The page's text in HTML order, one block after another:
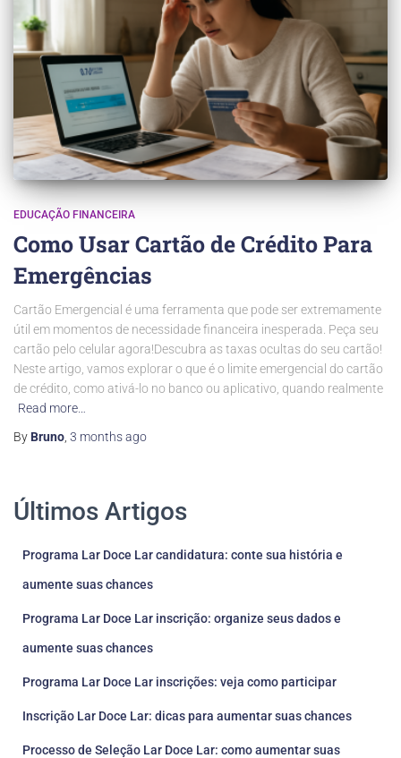
EDUCAÇÃO FINANCEIRA
Como Usar Cartão de Crédito Para
Emergências
Cartão Emergencial é uma ferramenta que pode ser extremamente
útil em momentos de necessidade financeira inesperada. Peça seu
cartão pelo celular agora!Descubra as taxas ocultas do seu cartão!
Neste artigo, vamos explorar o que é o limite emergencial do cartão
de crédito, como ativá-lo no banco ou aplicativo, quando realmente
Read more…
By Bruno 3 monthsago
Últimos Artigos
Programa Lar Doce Lar candidatura: conte sua história e
aumente suas chances
Programa Lar Doce Lar inscrição: organize seus dados e
aumente suas chances
Programa Lar Doce Lar inscrições: veja como participar
Inscrição Lar Doce Lar: dicas para aumentar suas chances
Processo de Seleção Lar Doce Lar: como aumentar suas